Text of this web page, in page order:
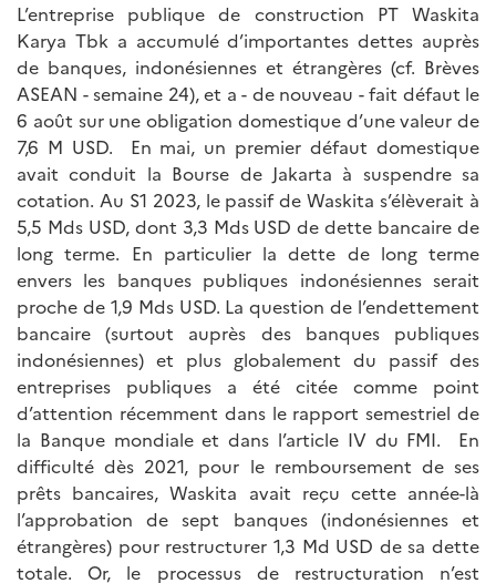
L’entreprise publique de construction PT Waskita
Karya Tbk a accumulé d’importantes dettes auprès
de banques, indonésiennes et étrangères (cf. Brèves
ASEAN - semaine 24), et a - de nouveau - fait défaut le
6 août sur une obligation domestique d’une valeur de
7,6 M USD. En mai, un premier défaut domestique
avait conduit la Bourse de Jakarta à suspendre sa
cotation. Au S1 2023, le passif de Waskita s’élèverait à
5,5 Mds USD, dont 3,3 Mds USD de dette bancaire de
long terme. En particulier la dette de long terme
envers les banques publiques indonésiennes serait
proche de 1,9 Mds USD. La question de l’endettement
bancaire (surtout auprès des banques publiques
indonésiennes) et plus globalement du passif des
entreprises publiques a été citée comme point
d’attention récemment dans le rapport semestriel de
la Banque mondiale et dans l’article IV du FMI. En
difficulté dès 2021, pour le remboursement de ses
prêts bancaires, Waskita avait reçu cette année-là
l’approbation de sept banques (indonésiennes et
étrangères) pour restructurer 1,3 Md USD de sa dette
totale. Or, le processus de restructuration n’est